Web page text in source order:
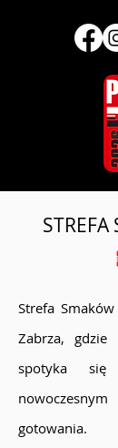
Strefa
Zabrza, gdzie
spotyka
gotowania.